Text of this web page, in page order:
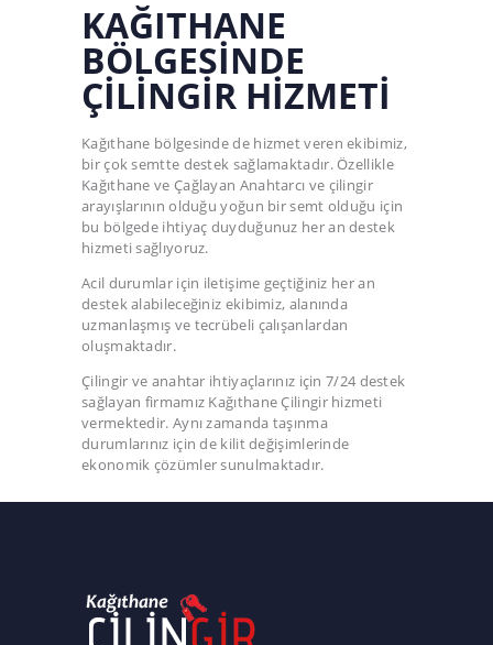
KAĞITHANE
BÖLGESINDE
ÇILINGIR HIZMETI
Kağıthane bölgesinde de hizmet veren ekibimiz,
bir çok semtte destek sağlamaktadır. Özellikle
Kağıthane ve Çağlayan Anahtarcı ve çilingir
arayışlarının olduğu yoğun bir semt olduğu için
bu bölgede ihtiyaç duyduğunuz her an destek
hizmeti sağlıyoruz.
Acil durumlar için iletişime geçtiğiniz her an
destek alabileceğiniz ekibimiz, alanında
uzmanlaşmış ve tecrübeli çalışanlardan
oluşmaktadır.
Çilingir ve anahtar ihtiyaçlarınız için 7/24 destek
sağlayan firmamız Kağıthane Çilingir hizmeti
vermektedir. Aynı zamanda taşınma
durumlarınız için de kilit değişimlerinde
ekonomik çözümler sunulmaktadır.